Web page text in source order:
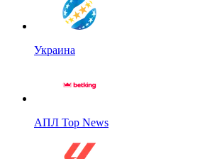
Украина
АПЛ Top News